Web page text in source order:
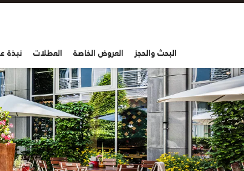
البحث والحجز العروض الخاصة العطلات نبذة